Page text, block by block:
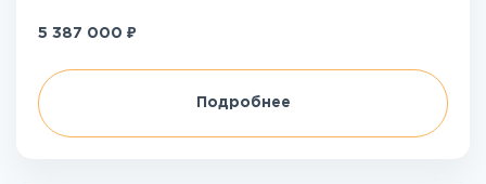
5 387 000 ₽
Подробнее